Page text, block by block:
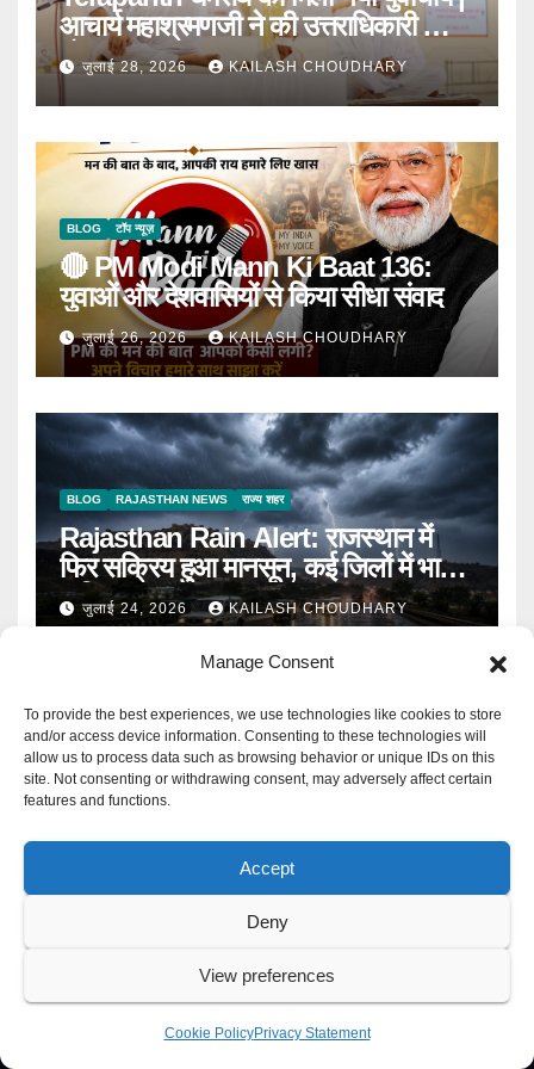
Manage Consent
To provide the best experiences, we use technologies like cookies to store
and/or access device information. Consenting to these technologies will
allow us to process data such as browsing behavior or unique IDs on this
site. Not consenting or withdrawing consent, may adversely affect certain
features and functions.
Accept
Deny
View preferences
Cookie PolicyPrivacy Statement
आचार्य महाश्रमणजी ने की उत्तराधिकारी की
घोषणा
जुलाई 28, 2026 KAILASH CHOUDHARY
BLOG टॉप न्यूज़
🔴 PM Modi Mann Ki Baat 136:
युवाओं और देशवासियों से किया सीधा संवाद
जुलाई 26, 2026 KAILASH CHOUDHARY
BLOG RAJASTHAN NEWS राज्य शहर
Rajasthan Rain Alert: राजस्थान में
फिर सक्रिय हुआ मानसून, कई जिलों में भारी
बारिश का Alert
जुलाई 24, 2026 KAILASH CHOUDHARY
Mangal Media News
हर खबर पर नजर
Proudly powered by WordPress|Theme: Newspaperex by